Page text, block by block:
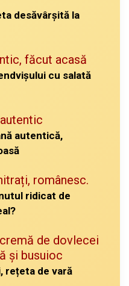
desăvârșită la
cu salată
autentică,
ridicat de
rețeta de vară